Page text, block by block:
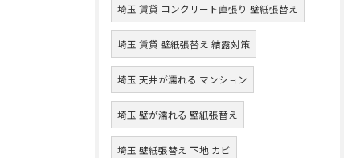
埼玉 賃貸 コンクリート直張り 壁紙張替え
埼玉 賃貸 壁紙張替え 結露対策
埼玉 天井が濡れる マンション
埼玉 壁が濡れる 壁紙張替え
埼玉 壁紙張替え 下地 カビ